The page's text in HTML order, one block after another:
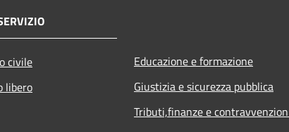
civile
libero
Educazione e formazione
Giustizia e sicurezza pubblica
Tributi,finanze e